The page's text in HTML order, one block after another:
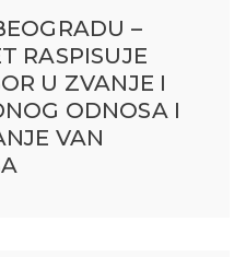
–
RASPISUJE
U ZVANJE I
ODNOSA I
VAN